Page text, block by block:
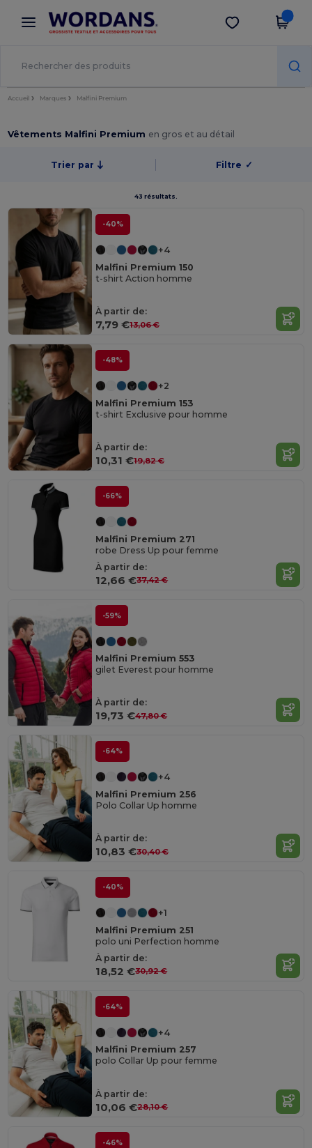
× Appli Wordans
Meilleurs prix sur l’app !
Obtenir l'appli
Accueil Marques Malfini Premium
Vêtements Malfini Premium en gros et au détail
Trier par Filtre ✓
43 résultats.
-40%
+4
Malfini Premium 150
t-shirt Action homme
À partir de:
7,79 €13,06 €
-48%
+2
Malfini Premium 153
t-shirt Exclusive pour homme
À partir de:
10,31 €19,82 €
-66%
Malfini Premium 271
robe Dress Up pour femme
À partir de:
12,66 €37,42 €
-59%
Malfini Premium 553
gilet Everest pour homme
À partir de:
19,73 €47,80 €
-64%
+4
Malfini Premium 256
Polo Collar Up homme
À partir de:
10,83 €30,40 €
-40%
+1
Malfini Premium 251
polo uni Perfection homme
À partir de:
18,52 €30,92 €
-64%
+4
Malfini Premium 257
polo Collar Up pour femme
À partir de:
10,06 €28,10 €
-46%